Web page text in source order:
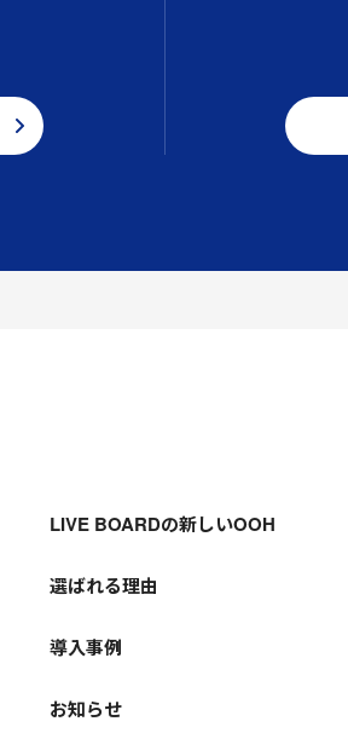
LIVE BOARDの新しいOOH
選ばれる理由
導入事例
お知らせ